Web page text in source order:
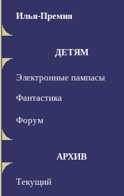
Илья-Премия
ДЕТЯМ
Электронные пампасы
Фантастика
Форум
АРХИВ
Текущий